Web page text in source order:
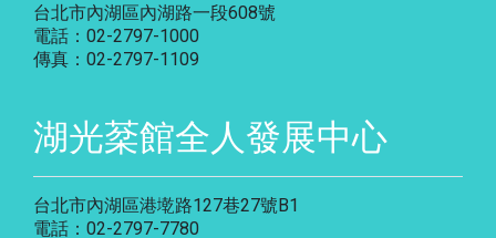
台北市內湖區內湖路一段608號
電話：02-2797-1000
傳真：02-2797-1109
湖光棻館全人發展中心
台北市內湖區港墘路127巷27號B1
電話：02-2797-7780